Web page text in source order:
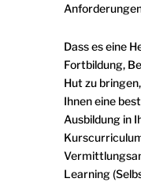
Dass es eine
Fortbildung,
Hut zu
Ihnen eine
Ausbildung in
Learning